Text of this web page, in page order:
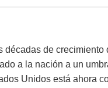
décadas de
a la nación a un
Unidos está ahora